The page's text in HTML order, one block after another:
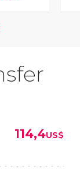
114,4US$